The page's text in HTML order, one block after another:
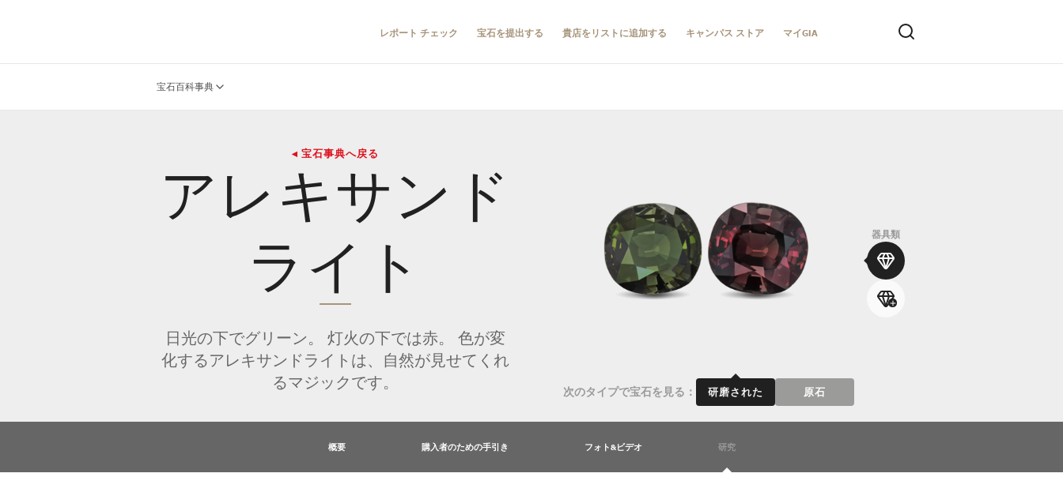
レポート チェック 宝石を提出する 貴店をリストに追加する キャンパス ストア マイGIA
宝石百科事典
◂ 宝石事典へ戻る
アレキサンド
ライト
日光の下でグリーン。 灯火の下では赤。 色が変
化するアレキサンドライトは、自然が見せてくれ
るマジックです。
次のタイプで宝石を見る： 研磨された 原石
器具類
概要 購入者のための手引き フォト&ビデオ 研究